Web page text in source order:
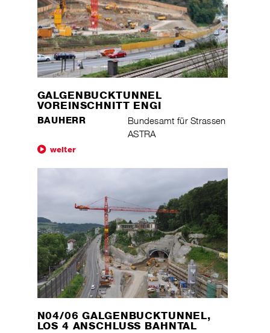
GALGENBUCKTUNNEL
VOREINSCHNITT ENGI
BAUHERR
Bundesamt für Strassen
ASTRA
weiter
N04/06 GALGENBUCKTUNNEL,
LOS 4 ANSCHLUSS BAHNTAL